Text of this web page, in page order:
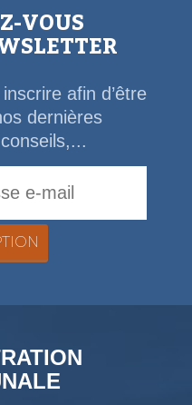
VOUS
afin d’être
dernières